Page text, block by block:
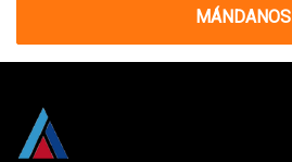
MÁNDANOS